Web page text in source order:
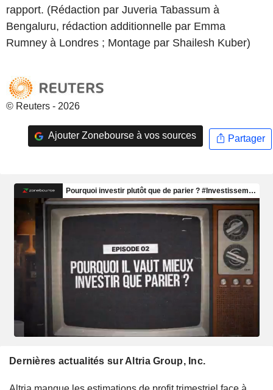
rapport. (Rédaction par Juveria Tabassum à
Bengaluru, rédaction additionnelle par Emma
Rumney à Londres ; Montage par Shailesh Kuber)
© Reuters - 2026
Ajouter Zonebourse à vos sources Partager
Dernières actualités sur Altria Group, Inc.